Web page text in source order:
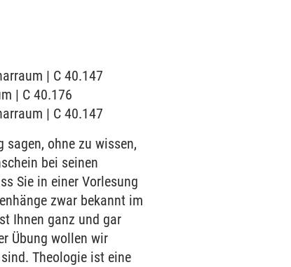
| C 40.147
| C 40.176
| C 40.147
ohne zu wissen,
bei seinen
Sie in einer Vorlesung
zwar bekannt im
Ihnen ganz und gar
Übung wollen wir
Theologie ist eine